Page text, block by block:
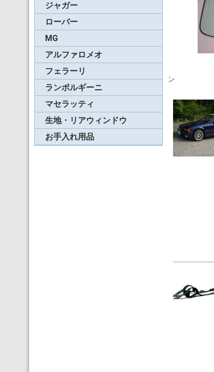
ジャガー
ローバー
MG
アルファロメオ スパイダー(71-
スパイダー(95-
フェラーリ
レ
ランボルギーニ
マセラッティ スパイダー(02年
スパイダー(02年
スパイダー(03-
生地・リアウィンドウ ソフトトップ用
リアスクリーン
ギャングスター
ウ
リアウィンドウ
ム
お手入れ用品 キャンバス生地
ビニールレザー
リアウィンドウ
ボディ用
ン